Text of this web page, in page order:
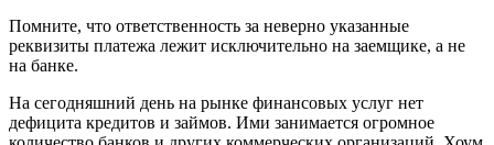
Помните, что ответственность за неверно указанные
реквизиты платежа лежит исключительно на заемщике, а не
на банке.
На сегодняшний день на рынке финансовых услуг нет
дефицита кредитов и займов. Ими занимается огромное